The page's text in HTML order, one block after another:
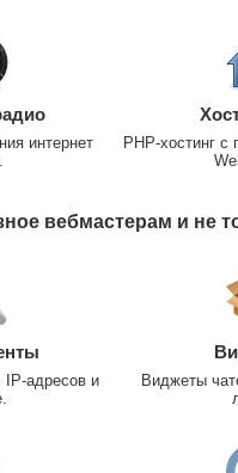
интернет
PHP-хостинг
вебмастерам и не
IP-адресов и
Виджеты